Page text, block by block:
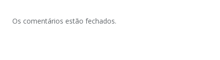
Os comentários estão fechados.